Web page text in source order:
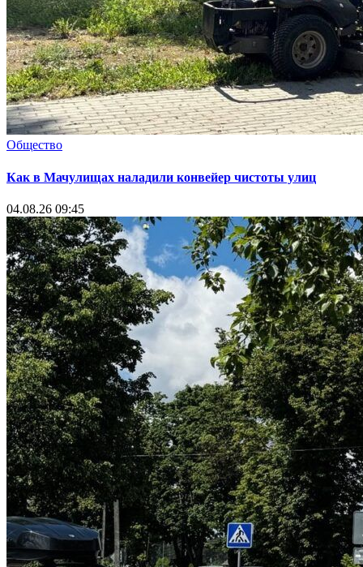
Общество
Как в Мачулищах наладили конвейер чистоты улиц
04.08.26 09:45